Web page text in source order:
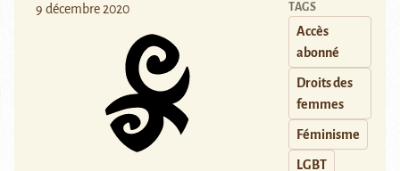
9 décembre 2020 TAGS
Accès
abonné
Droits des
femmes
Féminisme
LGBT